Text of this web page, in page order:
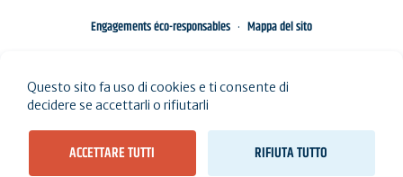
Engagements éco-responsables
Mappa del sito
Questo sito fa uso di cookies e ti consente di
decidere se accettarli o rifiutarli
ACCETTARE TUTTI RIFIUTA TUTTO